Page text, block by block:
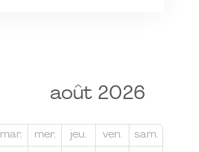
août 2026
mar. mer. jeu. ven. sam.